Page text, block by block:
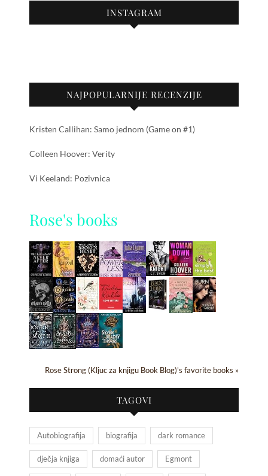
INSTAGRAM
NAJPOPULARNIJE RECENZIJE
Kristen Callihan: Samo jednom (Game on #1)
Colleen Hoover: Verity
Vi Keeland: Pozivnica
Rose's books
Rose Strong (Kljuc za knjigu Book Blog)'s favorite books »
TAGOVI
Autobiografija biografija dark romance
dječja knjiga domaći autor Egmont